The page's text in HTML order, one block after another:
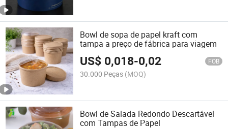
Bowl de sopa de papel kraft com
tampa a preço de fábrica para viagem
US$ 0,018-0,02 FOB
30.000 Peças (MOQ)
Bowl de Salada Redondo Descartável
com Tampas de Papel